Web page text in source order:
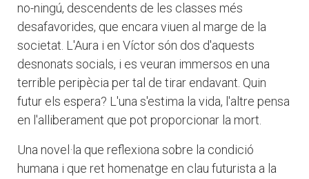
no-ningú, descendents de les classes més
desafavorides, que encara viuen al marge de la
societat. L'Aura i en Víctor són dos d'aquests
desnonats socials, i es veuran immersos en una
terrible peripècia per tal de tirar endavant. Quin
futur els espera? L'una s'estima la vida, l'altre pensa
en l'alliberament que pot proporcionar la mort.
Una novel·la que reflexiona sobre la condició
humana i que ret homenatge en clau futurista a la